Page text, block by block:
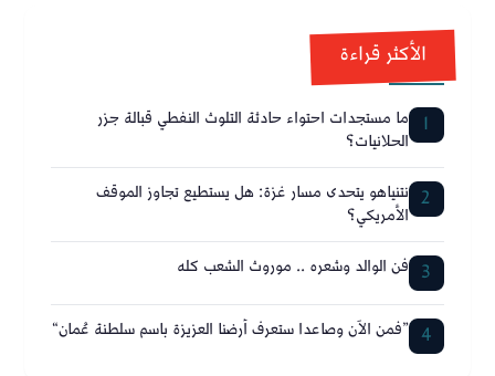
الأكثر قراءة
1 ما مستجدات احتواء حادثة التلوث النفطي قبالة جزر
الحلانيات؟
2 نتنياهو يتحدى مسار غزة: هل يستطيع تجاوز الموقف
الأمريكي؟
3 فن الوالد وشعره .. موروث الشعب كله
4 ”فمن الآن وصاعدا ستعرف أرضنا العزيزة باسم سلطنة عُمان“